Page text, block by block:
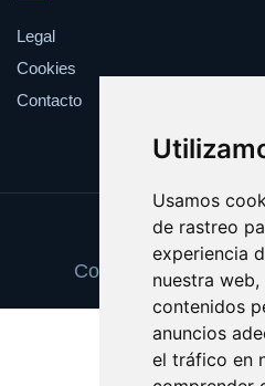
Usamos
de rastreo
experiencia
nuestra
contenidos
anuncios
el tráfico en
Legal
Cookies
Contacto
Update
Copyright © 2025